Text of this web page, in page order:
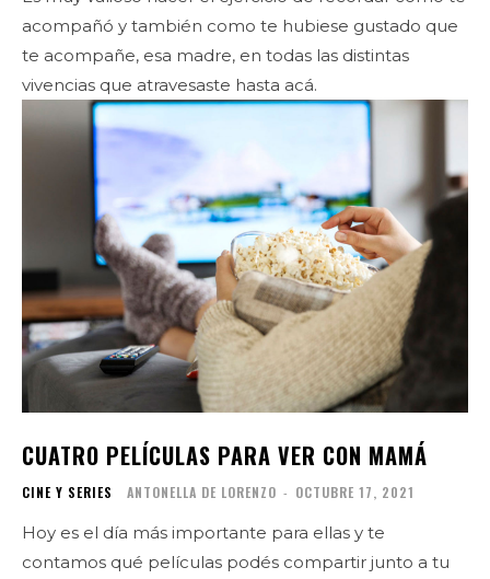
acompañó y también como te hubiese gustado que
te acompañe, esa madre, en todas las distintas
vivencias que atravesaste hasta acá.
CUATRO PELÍCULAS PARA VER CON MAMÁ
CINE Y SERIES ANTONELLA DE LORENZO - OCTUBRE 17, 2021
Hoy es el día más importante para ellas y te
contamos qué películas podés compartir junto a tu